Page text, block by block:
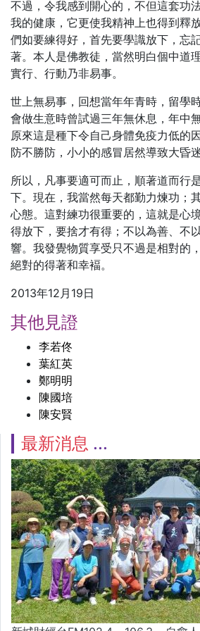
不過，令我感到開心的，不但這套功
我的健康，它更使我精神上也得到釋
們如要練得好，首先要學識放下，忘
著。本人是佛教徒，當然明白個中道
實行、行動乃非易事。
世上無易事，回想當年年青時，留學
會做生意時曾試過三年無休息，年中
原來這是種下令自己身體免疫力低的
防不勝防，小小的感冒居然導致大昏迷
所以，凡事要適可而止，順著道而行
下。現在，我當然每天都勤力煉功；
心態。這對練功很重要的，這就是心
得放下，要捨才有得；不以為善、不
響。我發覺物質享受只不過是相對的
絕對的得著和幸褔。
2013年12月19日
其他見證
李若佟
葉紅英
鄭明明
陳國培
陳安賢
最新消息